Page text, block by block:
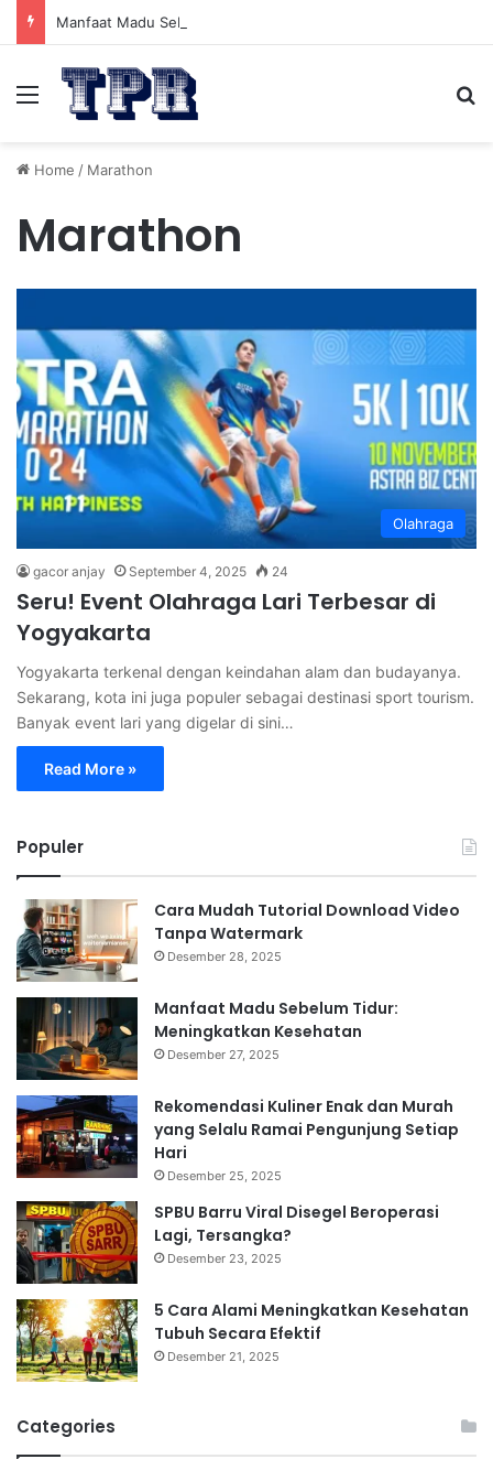
Manfaat Madu Sebelum Tidur: Meningkatkan Kesehatan
Menu
Home / Marathon
Marathon
Olahraga
gacor anjay September 4, 2025 24
Seru! Event Olahraga Lari Terbesar di
Yogyakarta
Yogyakarta terkenal dengan keindahan alam dan budayanya.
Sekarang, kota ini juga populer sebagai destinasi sport tourism.
Banyak event lari yang digelar di sini…
Read More »
Populer
Cara Mudah Tutorial Download Video
Tanpa Watermark
Desember 28, 2025
Manfaat Madu Sebelum Tidur:
Meningkatkan Kesehatan
Desember 27, 2025
Rekomendasi Kuliner Enak dan Murah
yang Selalu Ramai Pengunjung Setiap
Hari
Desember 25, 2025
SPBU Barru Viral Disegel Beroperasi
Lagi, Tersangka?
Desember 23, 2025
5 Cara Alami Meningkatkan Kesehatan
Tubuh Secara Efektif
Desember 21, 2025
Categories